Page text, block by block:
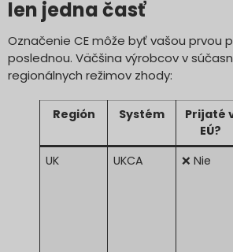
len jedna časť
Označenie CE môže byť vašou prvou
poslednou. Väčšina výrobcov v
regionálnych režimov zhody:
Región Systém
Prijaté
EÚ?
UK
UKCA ❌ Nie